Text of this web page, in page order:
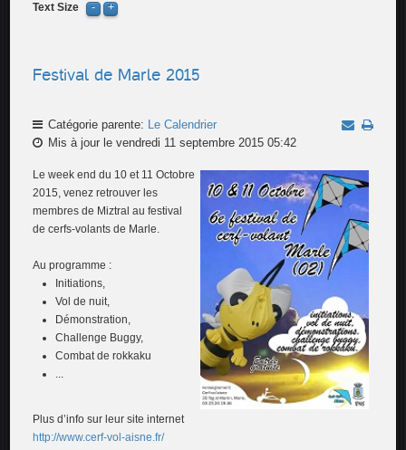
Text Size
Festival de Marle 2015
Catégorie parente: Le Calendrier
Mis à jour le vendredi 11 septembre 2015 05:42
Le week end du 10 et 11 Octobre
2015, venez retrouver les
membres de Miztral au festival
de cerfs-volants de Marle.
Au programme :
Initiations,
Vol de nuit,
Démonstration,
Challenge Buggy,
Combat de rokkaku
...
Plus d’info sur leur site internet
http://www.cerf-vol-aisne.fr/